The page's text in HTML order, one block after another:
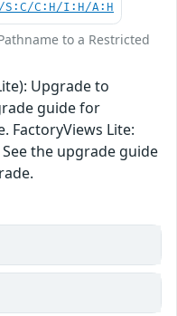
S:C/C:H/I:H/A:H
to a Restricted
Upgrade to
guide for
FactoryViews Lite:
the upgrade guide